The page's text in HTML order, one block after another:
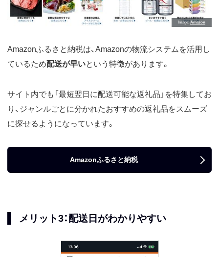
Image Amazon
Amazonふるさと納税は、Amazonの物流システムを活用し
ているため配送が早いという特徴があります。
サイト内でも「最短翌日に配送可能な返礼品」を特集してお
り、ジャンルごとに分かれたおすすめの返礼品をスムーズ
に探せるようになっています。
Amazonふるさと納税
メリット3：配送日がわかりやすい